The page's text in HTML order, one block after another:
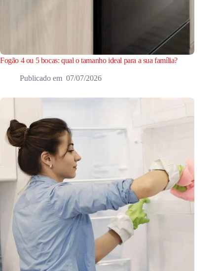
Fogão 4 ou 5 bocas: qual o tamanho ideal para a sua família?
07/07/2026